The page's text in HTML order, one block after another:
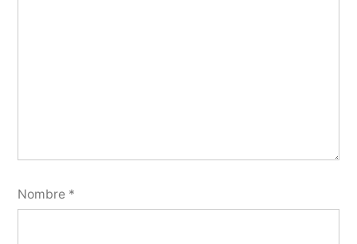
Nombre *